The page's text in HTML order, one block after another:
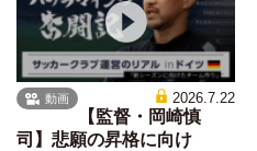
動画 2026.7.22
【監督・岡崎慎
司】悲願の昇格に向け